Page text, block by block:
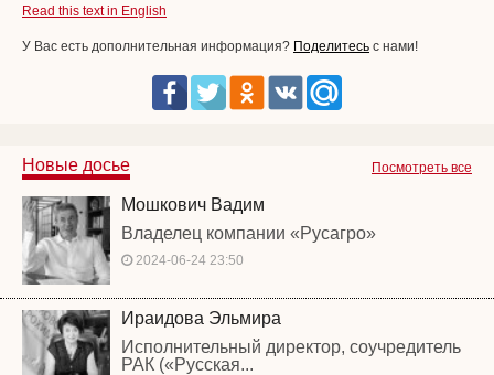
Read this text in English
У Вас есть дополнительная информация? Поделитесь с нами!
Посмотреть все
Новые досье
Мошкович Вадим
Владелец компании «Русагро»
2024-06-24 23:50
Ираидова Эльмира
Исполнительный директор, соучредитель
РАК («Русская...